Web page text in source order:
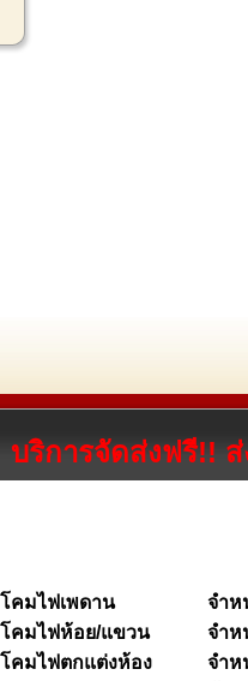
บริการจัดส่งฟรี!!
คมไฟเพดาน
จำห
โคมไฟห้อย/แขวน
จำห
คมไฟตกแต่งห้อง
จำห